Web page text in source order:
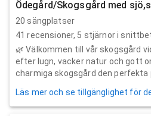
Ödegård/Skogsgård med
20 sängplatser
41 recensioner, 5 stjärnor i
🌿 Välkommen till vår skogsgård
efter lugn, vacker natur och gott
charmiga skogsgård den perfekta
Läs mer och se tillgänglighet för